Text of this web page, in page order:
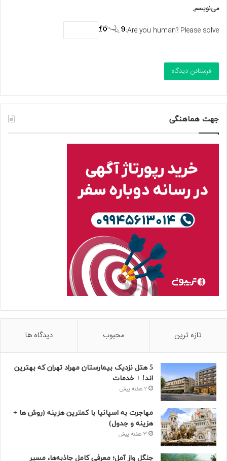
می‌نویسم.
Are you human? Please solve:
جهت هماهنگی
تازه ترین محبوب دیدگاه ها
5 هتل نزدیک بیمارستان مهراد تهران که بهترین‌
اند! + خدمات
2 هفته پیش
مهاجرت به اسپانیا با کمترین هزینه (روش ها +
هزینه و جدول)
3 هفته پیش
جنگل واز آمل؛ معرفی کامل جاذبه‌ها، مسیر